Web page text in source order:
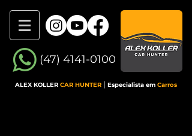
(47) 4141-0100
ALEX KOLLER CAR HUNTER | Especialista em Carros